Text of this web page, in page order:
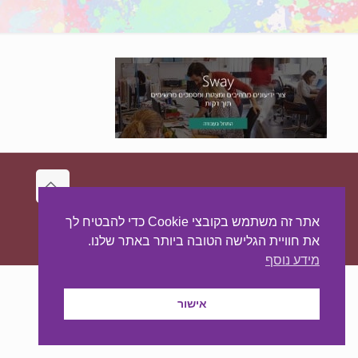
עיצוב ובניית האתר:מאסטר סייט - יצירת נוכחות
באינטרנט
אתר זה משתמש בקובצי Cookie כדי להבטיח לך
את חוויית הגלישה הטובה ביותר באתר שלנו.
מידע נוסף
אישור